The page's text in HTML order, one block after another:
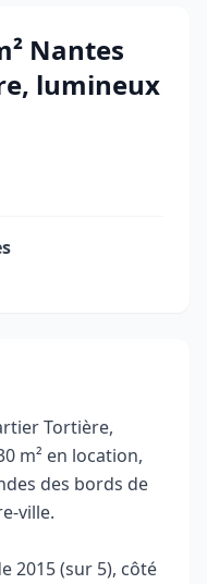
Nantes
lumineux
Tortière,
m² en location,
des bords de
ville.
2015 (sur 5), côté